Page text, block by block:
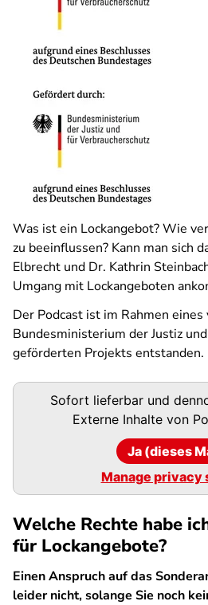
Was ist ein Lockangebot? Wie
zu beeinflussen? Kann man sich
Elbrecht und Dr. Kathrin
Umgang mit Lockangeboten
Der Podcast ist im Rahmen eines
Bundesministerium der Justiz
geförderten Projekts entstanden.
Podigee-Sofort lieferbar und
Externe Inhalte von
Ja (dieses
Manage privacy
Welche Rechte habe
für Lockangebote?
Einen Anspruch auf das
leider nicht, solange Sie noch